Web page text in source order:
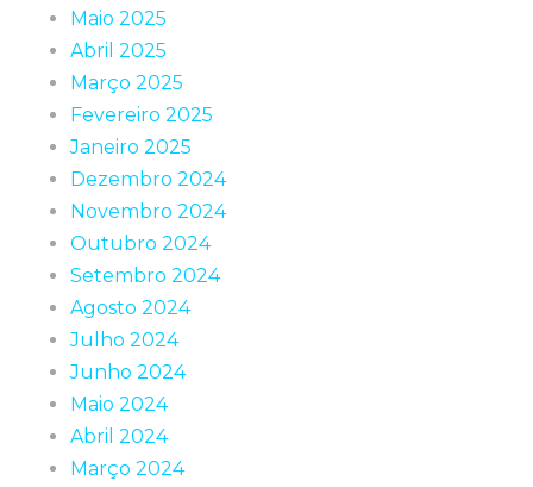
Maio 2025
Abril 2025
Março 2025
Fevereiro 2025
Janeiro 2025
Dezembro 2024
Novembro 2024
Outubro 2024
Setembro 2024
Agosto 2024
Julho 2024
Junho 2024
Maio 2024
Abril 2024
Março 2024